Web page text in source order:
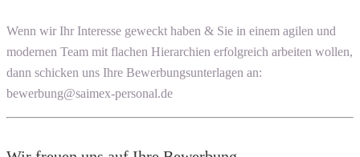
Wenn wir Ihr Interesse geweckt haben & Sie in einem agilen und
modernen Team mit flachen Hierarchien erfolgreich arbeiten wollen,
dann schicken uns Ihre Bewerbungsunterlagen an:
bewerbung@saimex-personal.de